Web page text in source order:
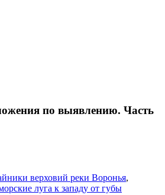
по выявлению. Часть
верховий реки Воронья,
луга к западу от губы